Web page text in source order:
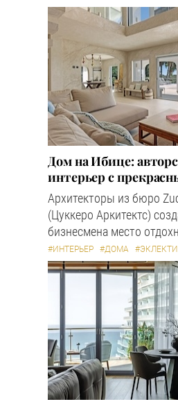
Дом на Ибице:
интерьер с
Архитекторы из бюро
(Цуккеро Аркитектс)
бизнесмена место
#ИНТЕРЬЕР #ДОМА